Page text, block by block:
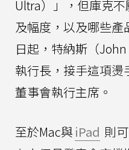
Ultra）」，但庫克
及幅度，以及哪些
日起，特納斯（
執行長，接手這項
董事會執行主席。
至於Mac與 iPad 則